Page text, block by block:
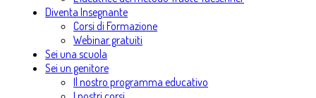
Diventa Insegnante
Corsi di Formazione
Webinar gratuiti
Sei una scuola
Sei un genitore
Il nostro programma educativo